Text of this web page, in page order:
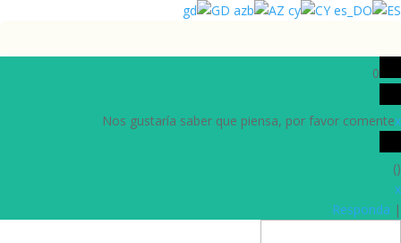
GD
AZ CY ES
0
Nos gustaría saber que piensa, por favor comentex
(
)
x
|
Responda